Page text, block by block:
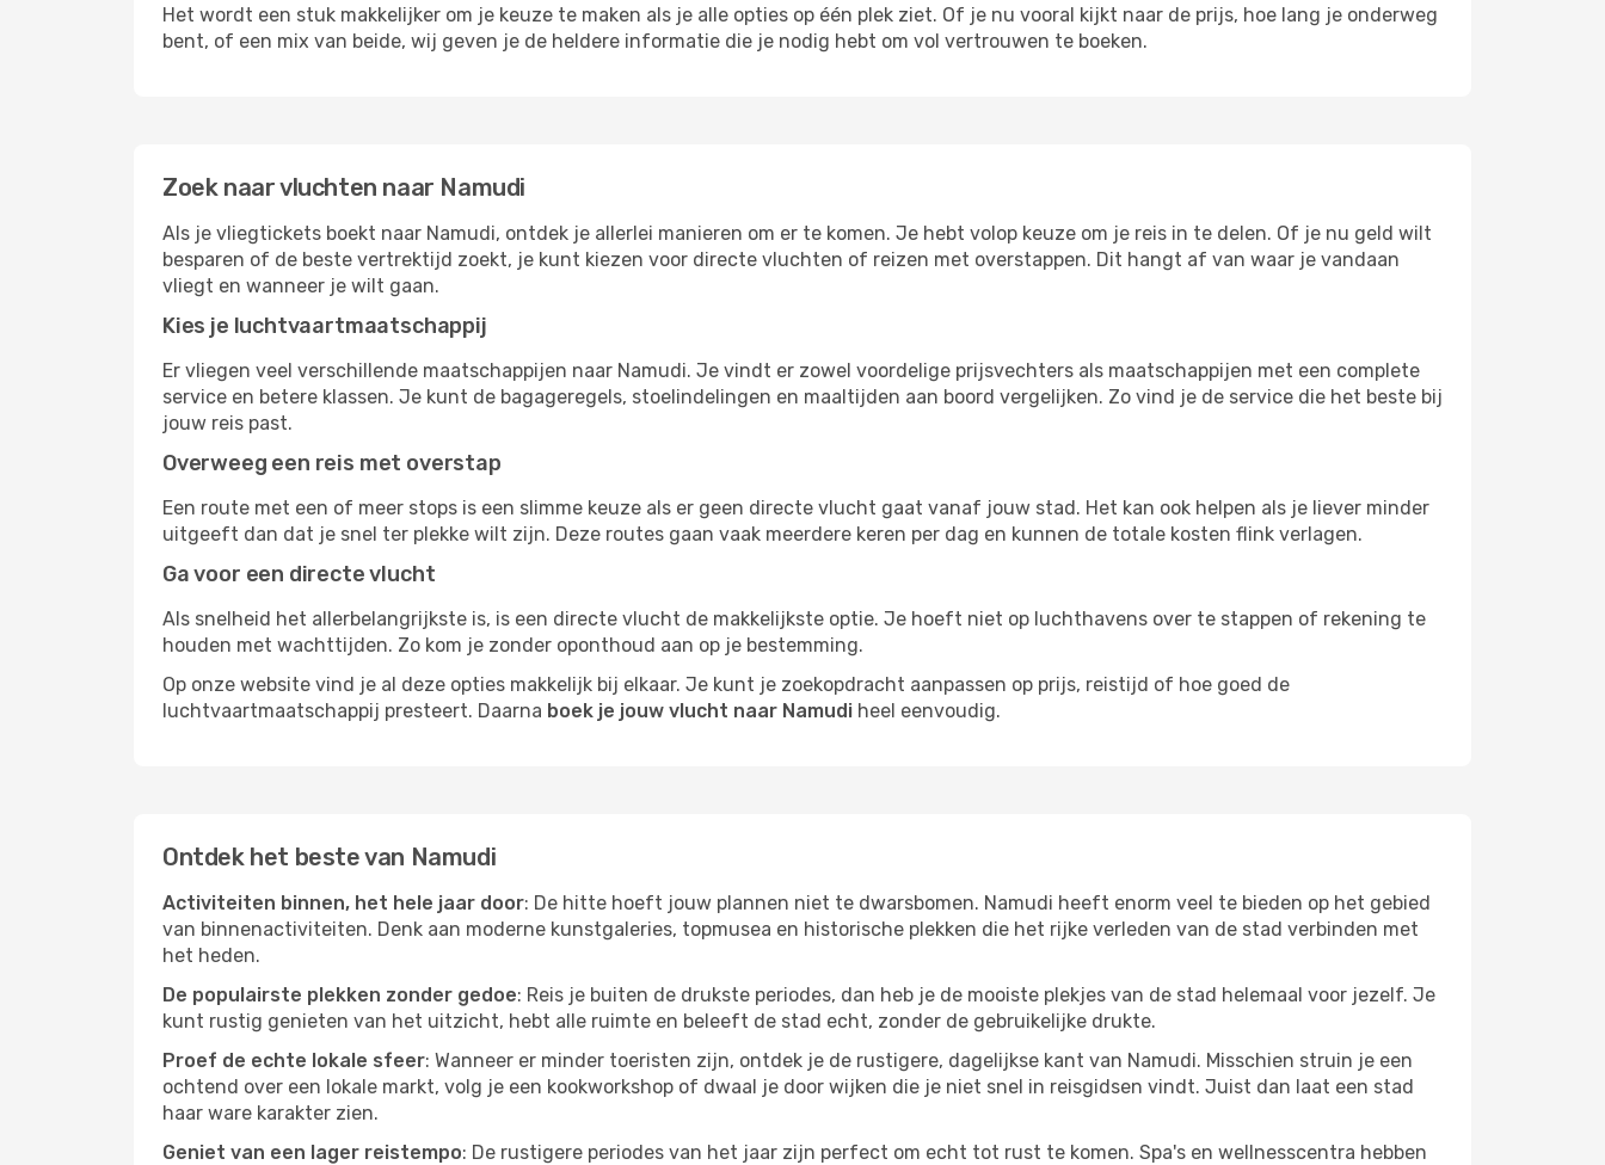
Het wordt een stuk makkelijker om je keuze te maken als je alle opties op één plek ziet. Of je nu vooral kijkt naar de prijs, hoe lang je onderweg
bent, of een mix van beide, wij geven je de heldere informatie die je nodig hebt om vol vertrouwen te boeken.
Zoek naar vluchten naar Namudi
Als je vliegtickets boekt naar Namudi, ontdek je allerlei manieren om er te komen. Je hebt volop keuze om je reis in te delen. Of je nu geld wilt
besparen of de beste vertrektijd zoekt, je kunt kiezen voor directe vluchten of reizen met overstappen. Dit hangt af van waar je vandaan
vliegt en wanneer je wilt gaan.
Kies je luchtvaartmaatschappij
Er vliegen veel verschillende maatschappijen naar Namudi. Je vindt er zowel voordelige prijsvechters als maatschappijen met een complete
service en betere klassen. Je kunt de bagageregels, stoelindelingen en maaltijden aan boord vergelijken. Zo vind je de service die het beste bij
jouw reis past.
Overweeg een reis met overstap
Een route met een of meer stops is een slimme keuze als er geen directe vlucht gaat vanaf jouw stad. Het kan ook helpen als je liever minder
uitgeeft dan dat je snel ter plekke wilt zijn. Deze routes gaan vaak meerdere keren per dag en kunnen de totale kosten flink verlagen.
Ga voor een directe vlucht
Als snelheid het allerbelangrijkste is, is een directe vlucht de makkelijkste optie. Je hoeft niet op luchthavens over te stappen of rekening te
houden met wachttijden. Zo kom je zonder oponthoud aan op je bestemming.
Op onze website vind je al deze opties makkelijk bij elkaar. Je kunt je zoekopdracht aanpassen op prijs, reistijd of hoe goed de
luchtvaartmaatschappij presteert. Daarna boek je jouw vlucht naar Namudi heel eenvoudig.
Ontdek het beste van Namudi
Activiteiten binnen, het hele jaar door: De hitte hoeft jouw plannen niet te dwarsbomen. Namudi heeft enorm veel te bieden op het gebied
van binnenactiviteiten. Denk aan moderne kunstgaleries, topmusea en historische plekken die het rijke verleden van de stad verbinden met
het heden.
De populairste plekken zonder gedoe: Reis je buiten de drukste periodes, dan heb je de mooiste plekjes van de stad helemaal voor jezelf. Je
kunt rustig genieten van het uitzicht, hebt alle ruimte en beleeft de stad echt, zonder de gebruikelijke drukte.
Proef de echte lokale sfeer: Wanneer er minder toeristen zijn, ontdek je de rustigere, dagelijkse kant van Namudi. Misschien struin je een
ochtend over een lokale markt, volg je een kookworkshop of dwaal je door wijken die je niet snel in reisgidsen vindt. Juist dan laat een stad
haar ware karakter zien.
Geniet van een lager reistempo: De rustigere periodes van het jaar zijn perfect om echt tot rust te komen. Spa's en wellnesscentra hebben